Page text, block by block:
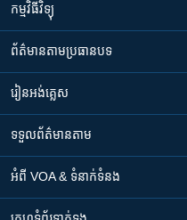
កម្មវិធី​វិទ្យុ
ព័ត៌មាន​តាមប្រធានបទ​
រៀន​​អង់គ្លេស
ទទួល​ព័ត៌មាន​តាម
អំពី​ VOA & ទំនាក់ទំនង